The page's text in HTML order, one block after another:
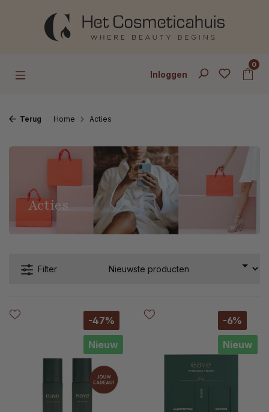
Ga naar de hoofdinhoud
Inloggen
0
Terug Home Acties
Acties
Filter
-47%
Nieuw
-6%
Nieuw